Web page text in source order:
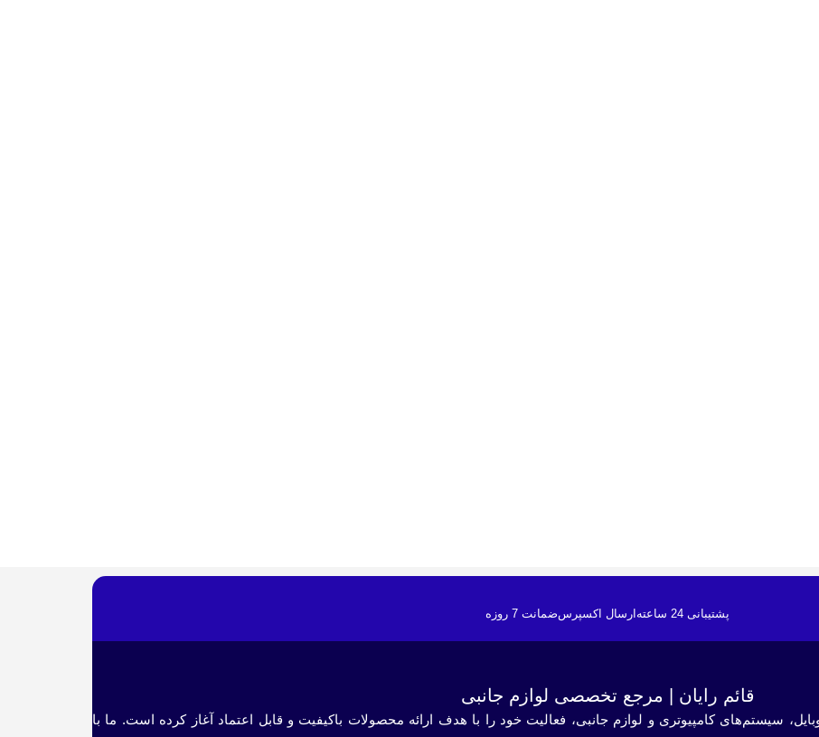
پشتیبانی 24 ساعته ارسال اکسپرسضمانت 7 روزه
قائم رایان | مرجع تخصصی لوازم جانبی
سیستم‌های کامپیوتری و لوازم جانبی، فعالیت خود را با هدف ارائه محصولات باکیفیت و قابل اعتماد آغاز کرده است. ما با